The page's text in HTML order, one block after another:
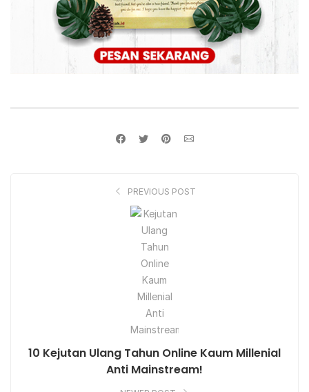
PREVIOUS POST
10 Kejutan Ulang Tahun Online Kaum Millenial
Anti Mainstream!